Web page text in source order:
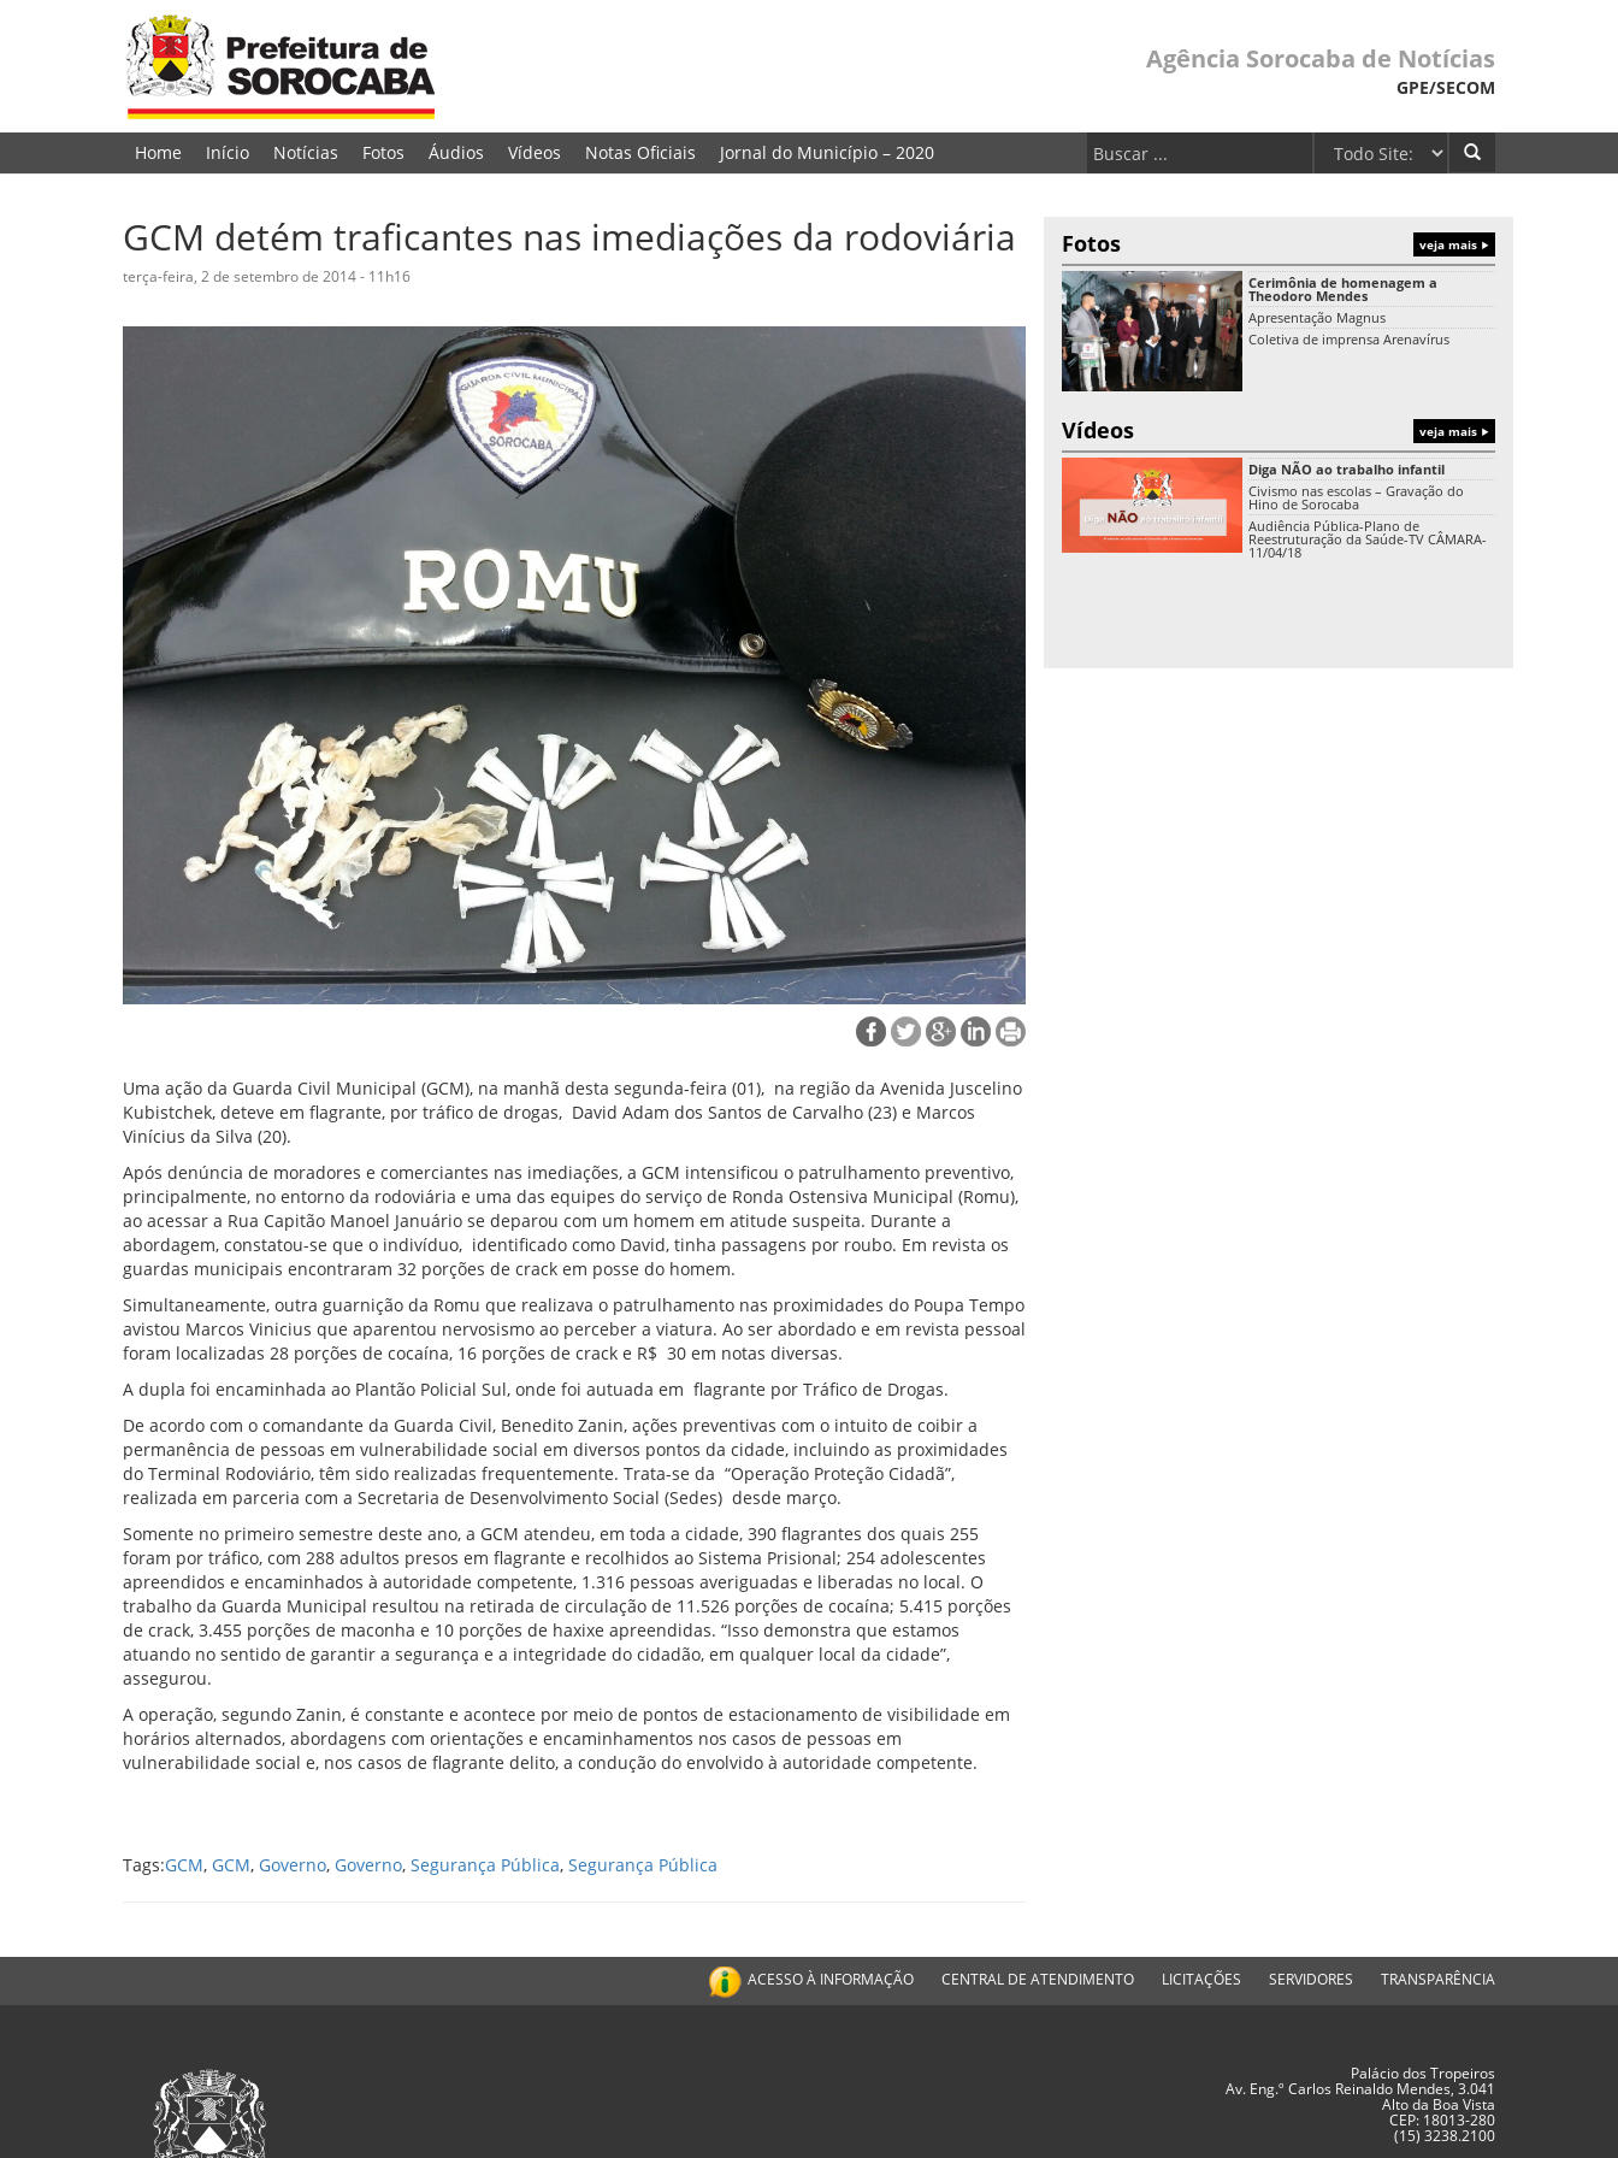
Agência Sorocaba de Notícias
GPE/SECOM
Home Início Notícias Fotos Áudios Vídeos Notas Oficiais Jornal do Município – 2020
GCM detém traficantes nas imediações da rodoviária
terça-feira, 2 de setembro de 2014 - 11h16
Uma ação da Guarda Civil Municipal (GCM), na manhã desta segunda-feira (01), na região da Avenida Juscelino
Kubistchek, deteve em flagrante, por tráfico de drogas, David Adam dos Santos de Carvalho (23) e Marcos
Vinícius da Silva (20).
Após denúncia de moradores e comerciantes nas imediações, a GCM intensificou o patrulhamento preventivo,
principalmente, no entorno da rodoviária e uma das equipes do serviço de Ronda Ostensiva Municipal (Romu),
ao acessar a Rua Capitão Manoel Januário se deparou com um homem em atitude suspeita. Durante a
abordagem, constatou-se que o indivíduo, identificado como David, tinha passagens por roubo. Em revista os
guardas municipais encontraram 32 porções de crack em posse do homem.
Simultaneamente, outra guarnição da Romu que realizava o patrulhamento nas proximidades do Poupa Tempo
avistou Marcos Vinicius que aparentou nervosismo ao perceber a viatura. Ao ser abordado e em revista pessoal
foram localizadas 28 porções de cocaína, 16 porções de crack e R$ 30 em notas diversas.
A dupla foi encaminhada ao Plantão Policial Sul, onde foi autuada em flagrante por Tráfico de Drogas.
De acordo com o comandante da Guarda Civil, Benedito Zanin, ações preventivas com o intuito de coibir a
permanência de pessoas em vulnerabilidade social em diversos pontos da cidade, incluindo as proximidades
do Terminal Rodoviário, têm sido realizadas frequentemente. Trata-se da “Operação Proteção Cidadã”,
realizada em parceria com a Secretaria de Desenvolvimento Social (Sedes) desde março.
Somente no primeiro semestre deste ano, a GCM atendeu, em toda a cidade, 390 flagrantes dos quais 255
foram por tráfico, com 288 adultos presos em flagrante e recolhidos ao Sistema Prisional; 254 adolescentes
apreendidos e encaminhados à autoridade competente, 1.316 pessoas averiguadas e liberadas no local. O
trabalho da Guarda Municipal resultou na retirada de circulação de 11.526 porções de cocaína; 5.415 porções
de crack, 3.455 porções de maconha e 10 porções de haxixe apreendidas. “Isso demonstra que estamos
atuando no sentido de garantir a segurança e a integridade do cidadão, em qualquer local da cidade”,
assegurou.
A operação, segundo Zanin, é constante e acontece por meio de pontos de estacionamento de visibilidade em
horários alternados, abordagens com orientações e encaminhamentos nos casos de pessoas em
vulnerabilidade social e, nos casos de flagrante delito, a condução do envolvido à autoridade competente.
Tags:GCM, GCM, Governo, Governo, Segurança Pública, Segurança Pública
Fotos veja mais
Cerimônia de homenagem a
Theodoro Mendes
Apresentação Magnus
Coletiva de imprensa Arenavírus
Vídeos veja mais
Diga NÃO ao trabalho infantil
Civismo nas escolas – Gravação do
Hino de Sorocaba
Audiência Pública-Plano de
Reestruturação da Saúde-TV CÂMARA-
11/04/18
ACESSO À INFORMAÇÃO CENTRAL DE ATENDIMENTO LICITAÇÕES SERVIDORES TRANSPARÊNCIA
Palácio dos Tropeiros
Av. Eng.º Carlos Reinaldo Mendes, 3.041
Alto da Boa Vista
CEP: 18013-280
(15) 3238.2100